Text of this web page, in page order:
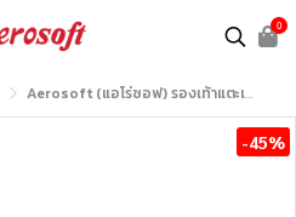
0
Aerosoft (แอโร่ซอฟ) รองเท้าแตะเพื่อสุขภาพ รุ่น SM3038
-45%